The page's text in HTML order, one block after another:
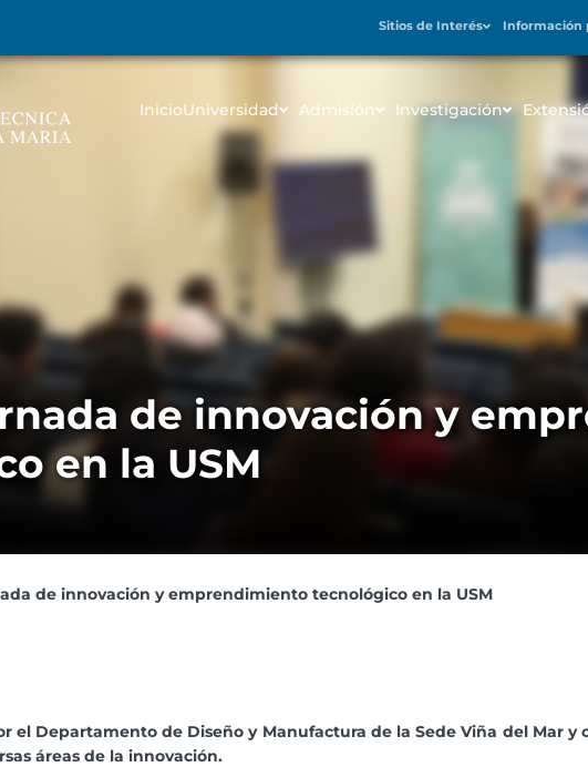
Sitios de Interés Información
InicioUniversidad Admisión Investigación
de innovación y
en la USM
de innovación y emprendimiento tecnológico en la USM
el Departamento de Diseño y Manufactura de la Sede Viña del Mar y
áreas de la innovación.